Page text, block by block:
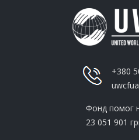
+380
Фонд помог
23 051 901